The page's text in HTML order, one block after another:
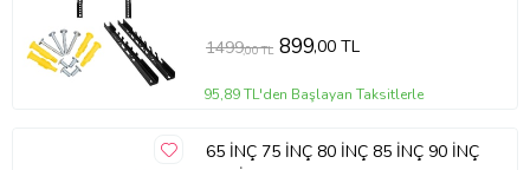
1499,00 TL 899,00 TL
95,89 TL'den Başlayan Taksitlerle
65 İNÇ 75 İNÇ 80 İNÇ 85 İNÇ 90 İNÇ